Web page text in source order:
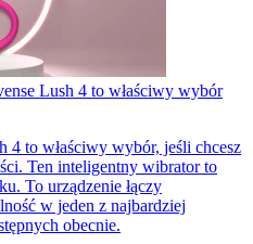
Lush 4 to właściwy wybór
4 to właściwy wybór, jeśli chcesz
Ten inteligentny wibrator to
To urządzenie łączy
w jeden z najbardziej
obecnie.